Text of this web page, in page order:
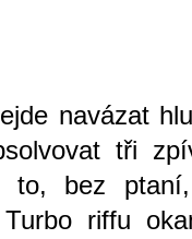
navázat
tři
to, bez
Turbo riffu